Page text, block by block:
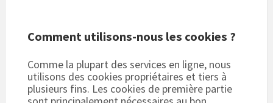
Comment utilisons-nous les cookies ?
Comme la plupart des services en ligne, nous
utilisons des cookies propriétaires et tiers à
plusieurs fins. Les cookies de première partie